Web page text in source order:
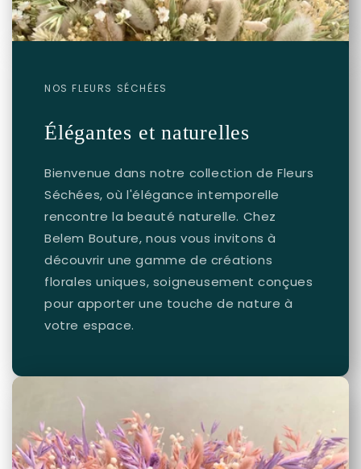
NOS FLEURS SÉCHÉES
Élégantes et naturelles
Bienvenue dans notre collection de Fleurs
Séchées, où l'élégance intemporelle
rencontre la beauté naturelle. Chez
Belem Bouture, nous vous invitons à
découvrir une gamme de créations
florales uniques, soigneusement conçues
pour apporter une touche de nature à
votre espace.